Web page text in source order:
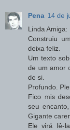
Pena 14 de
Linda Amiga:
Construiu
deixa feliz.
Um texto
de um amor
de si.
Profundo.
Fico mis
seu
Gigante
Ele virá lê-